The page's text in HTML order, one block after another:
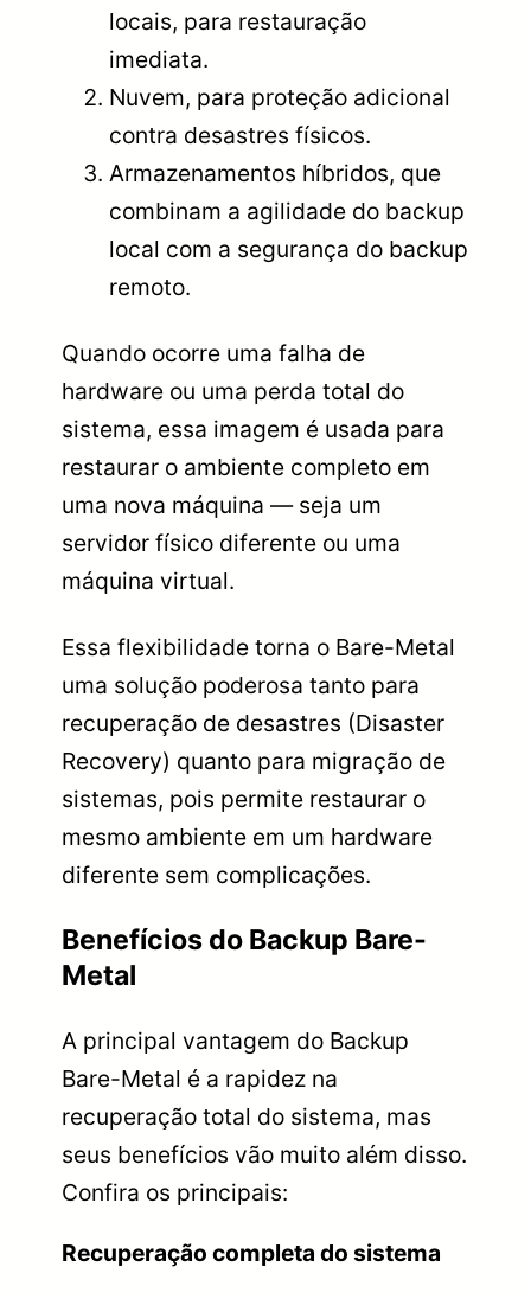
locais, para restauração
imediata.
Nuvem, para proteção adicional
contra desastres físicos.
Armazenamentos híbridos, que
combinam a agilidade do backup
local com a segurança do backup
remoto.
Quando ocorre uma falha de
hardware ou uma perda total do
sistema, essa imagem é usada para
restaurar o ambiente completo em
uma nova máquina — seja um
servidor físico diferente ou uma
máquina virtual.
Essa flexibilidade torna o Bare-Metal
uma solução poderosa tanto para
recuperação de desastres (Disaster
Recovery) quanto para migração de
sistemas, pois permite restaurar o
mesmo ambiente em um hardware
diferente sem complicações.
Benefícios do Backup Bare-
Metal
A principal vantagem do Backup
Bare-Metal é a rapidez na
recuperação total do sistema, mas
seus benefícios vão muito além disso.
Confira os principais:
Recuperação completa do sistema